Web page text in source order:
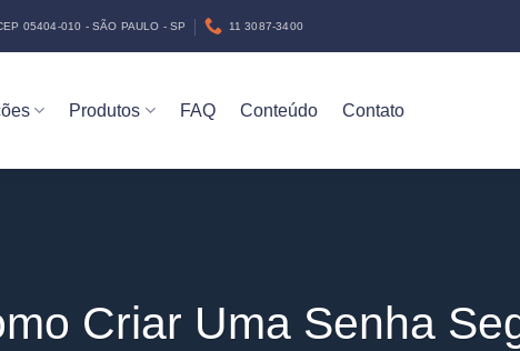
05404-010 - SÃO PAULO - SP 11 3087-3400
Produtos FAQ Conteúdo Contato
Criar Uma Senha